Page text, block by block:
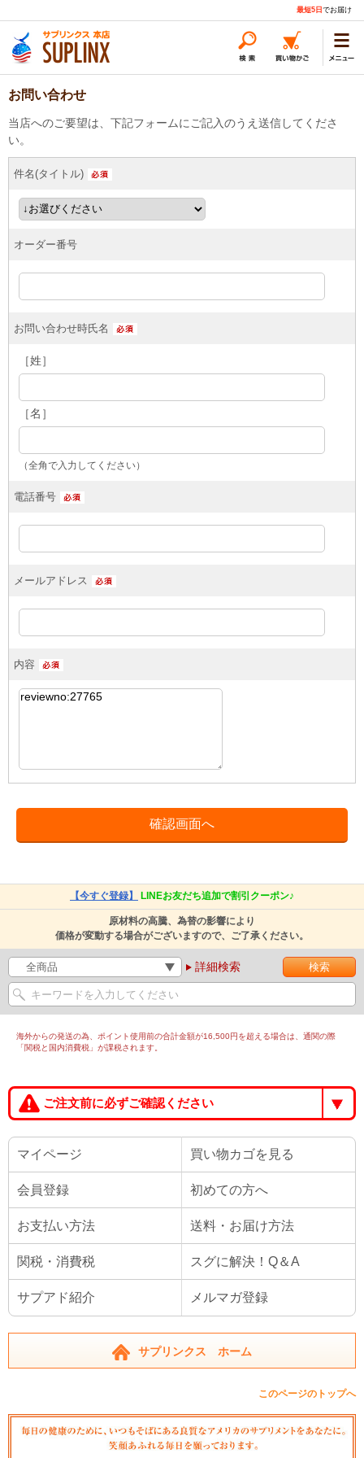
最短5日 でお届け
お問い合わせ
当店へのご要望は、下記フォームにご記入のうえ送信してくださ
い。
件名(タイトル)
オーダー番号
お問い合わせ時氏名
［姓］
［名］
（全角で入力してください）
電話番号
メールアドレス
内容
【今すぐ登録】 LINEお友だち追加で割引クーポン♪
原材料の高騰、為替の影響により
価格が変動する場合がございますので、ご了承ください。
詳細検索
海外からの発送の為、ポイント使用前の合計金額が16,500円を超える場合は、通関の際
「関税と国内消費税」が課税されます。
ご注文前に必ずご確認ください
マイページ 買い物カゴを見る
会員登録 初めての方へ
お支払い方法 送料・お届け方法
関税・消費税 スグに解決！Q＆A
サプアド紹介 メルマガ登録
サプリンクス ホーム
このページのトップへ